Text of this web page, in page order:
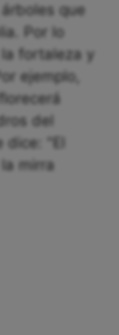
que
Por lo
fortaleza y
ejemplo,
del
"El
mirra